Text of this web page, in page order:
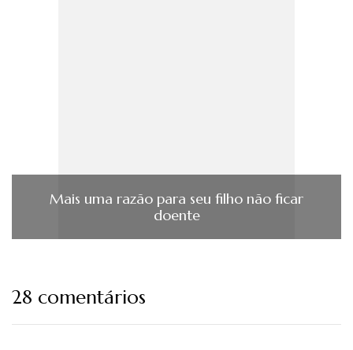
Mais uma razão para seu filho não ficar
doente
28 comentários